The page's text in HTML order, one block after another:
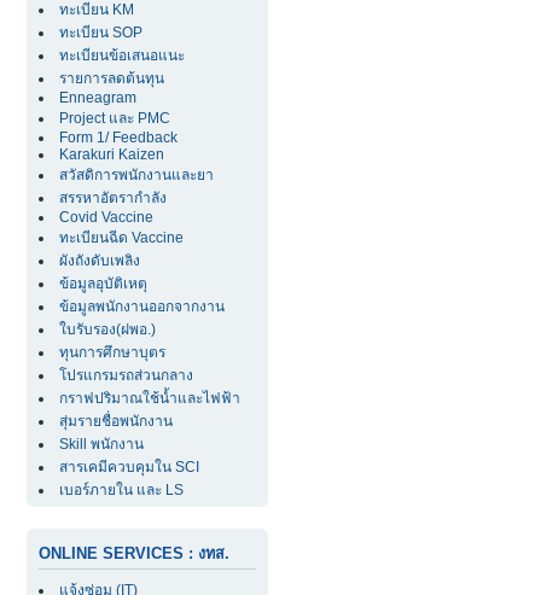
ทะเบียน KM
ทะเบียน SOP
ทะเบียนข้อเสนอแนะ
รายการลดต้นทุน
Enneagram
Project และ PMC
Form 1/ Feedback
Karakuri Kaizen
สวัสดิการพนักงานและยา
สรรหาอัตรากำลัง
Covid Vaccine
ทะเบียนฉีด Vaccine
ผังถังดับเพลิง
ข้อมูลอุบัติเหตุ
ข้อมูลพนักงานออกจากงาน
ใบรับรอง(ฝพอ.)
ทุนการศึกษาบุตร
โปรแกรมรถส่วนกลาง
กราฟปริมาณใช้น้ำและไฟฟ้า
สุ่มรายชื่อพนักงาน
Skill พนักงาน
สารเคมีควบคุมใน SCI
เบอร์ภายใน และ LS
ONLINE SERVICES : งทส.
แจ้งซ่อม (IT)